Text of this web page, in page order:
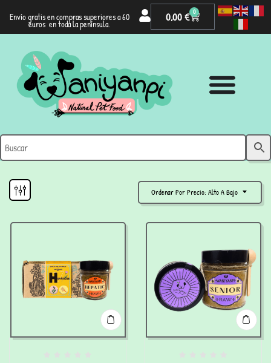
Envío gratis en compras superiores a 60
euros en toda la península.
0,00€ 0
Ordenar Por Precio: Alto A Bajo